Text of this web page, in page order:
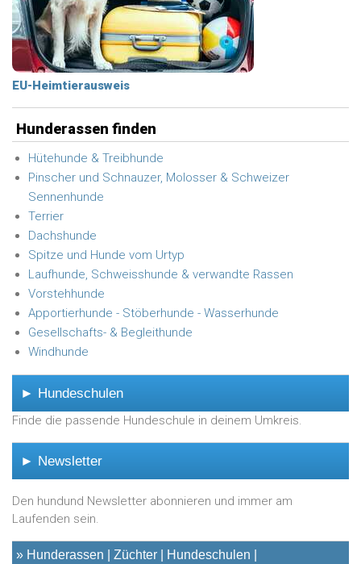
EU-Heimtierausweis
Hunderassen finden
Hütehunde & Treibhunde
Pinscher und Schnauzer, Molosser & Schweizer
Sennenhunde
Terrier
Dachshunde
Spitze und Hunde vom Urtyp
Laufhunde, Schweisshunde & verwandte Rassen
Vorstehhunde
Apportierhunde - Stöberhunde - Wasserhunde
Gesellschafts- & Begleithunde
Windhunde
► Hundeschulen
Finde die passende Hundeschule in deinem Umkreis.
► Newsletter
Den hundund Newsletter abonnieren und immer am
Laufenden sein.
» Hunderassen Züchter Hundeschulen